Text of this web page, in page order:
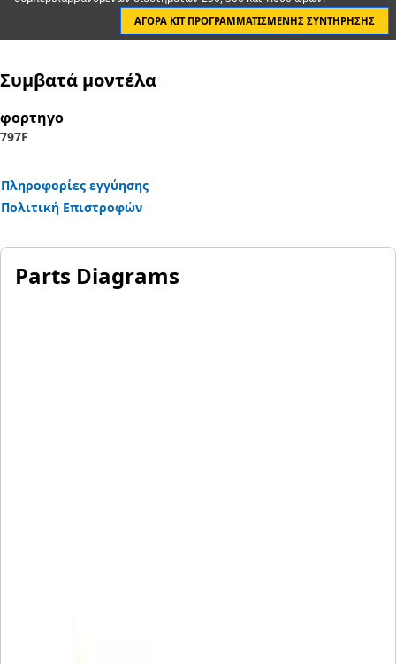
ΑΓΟΡΆ ΚΙΤ ΠΡΟΓΡΑΜΜΑΤΙΣΜΈΝΗΣ ΣΥΝΤΉΡΗΣΗΣ
Συμβατά μοντέλα
φορτηγο
797F
Πληροφορίες εγγύησης
Πολιτική Επιστροφών
Parts Diagrams